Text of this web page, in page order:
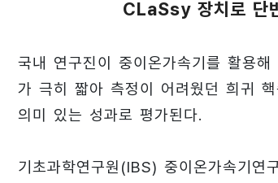
CLaSsy 장치로 단
국내 연구진이 중이온가속기를 활용
가 극히 짧아 측정이 어려웠던 희귀
의미 있는 성과로 평가된다.
기초과학연구원(IBS) 중이온가속기연